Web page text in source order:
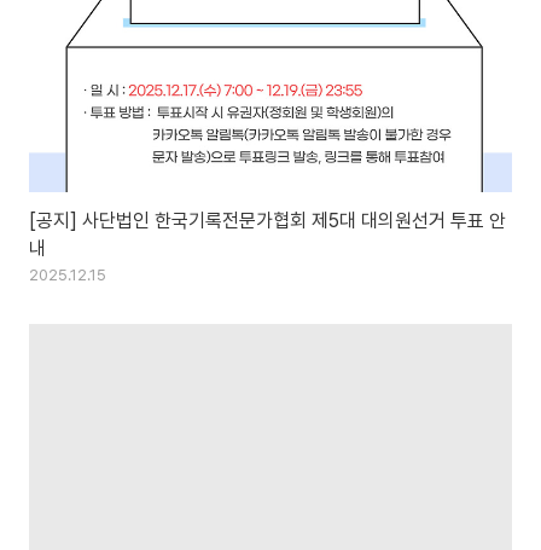
[공지] 사단법인 한국기록전문가협회 제5대 대의원선거 투표 안
내
2025.12.15